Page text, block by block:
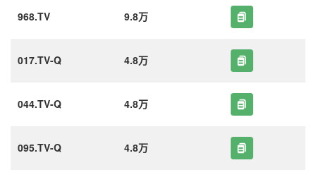
968.TV 9.8万
017.TV-Q 4.8万
044.TV-Q 4.8万
095.TV-Q 4.8万